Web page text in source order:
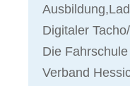
Digitaler
Die
Verband